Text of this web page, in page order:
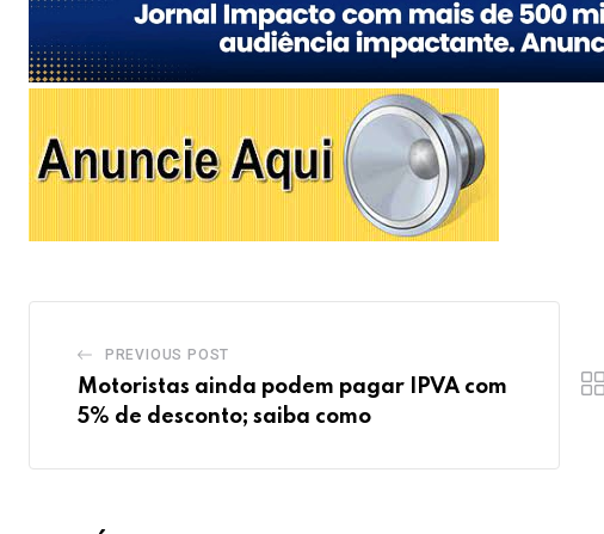
PREVIOUS POST
Motoristas ainda podem pagar IPVA com
5% de desconto; saiba como